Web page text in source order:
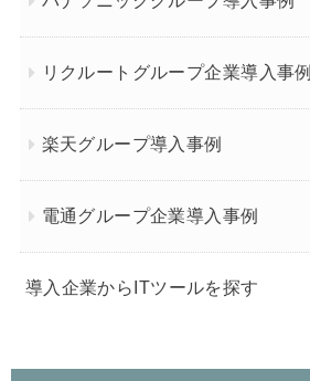
リクルートグループ企業導入事例
楽天グループ導入事例
電通グループ企業導入事例
導入企業からITツールを探す